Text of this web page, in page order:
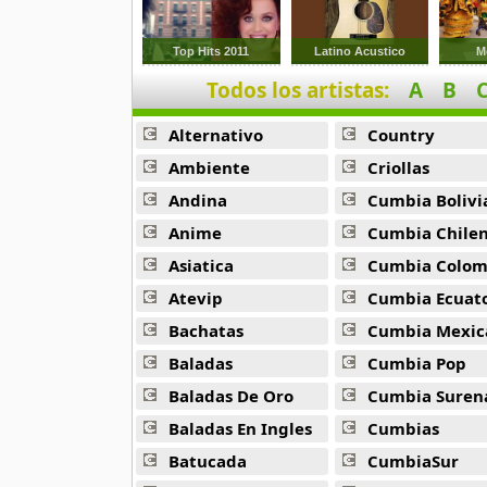
Caro Band
4 músicas online
Celia Cruz
71 músicas online
Charanga Habanera
100 músicas online
Choco Orta
7 músicas online
Costa Brava
8 músicas online
Dan Den
16 músicas online
Dani Daniel
Top Hits 2011 Latino Acustico
Todos los artistas: A B
Alternativo
Ambiente
Andina
Anime
Asiatica
Atevip
Bachatas
Baladas
Baladas De Oro
Baladas En Ingles
Batucada
Country
Criollas
Cumbia
Cumbia
Cumbia
Cumbia
Cumbia
Cumbia Pop
Cumbia
Cumbias
CumbiaSur